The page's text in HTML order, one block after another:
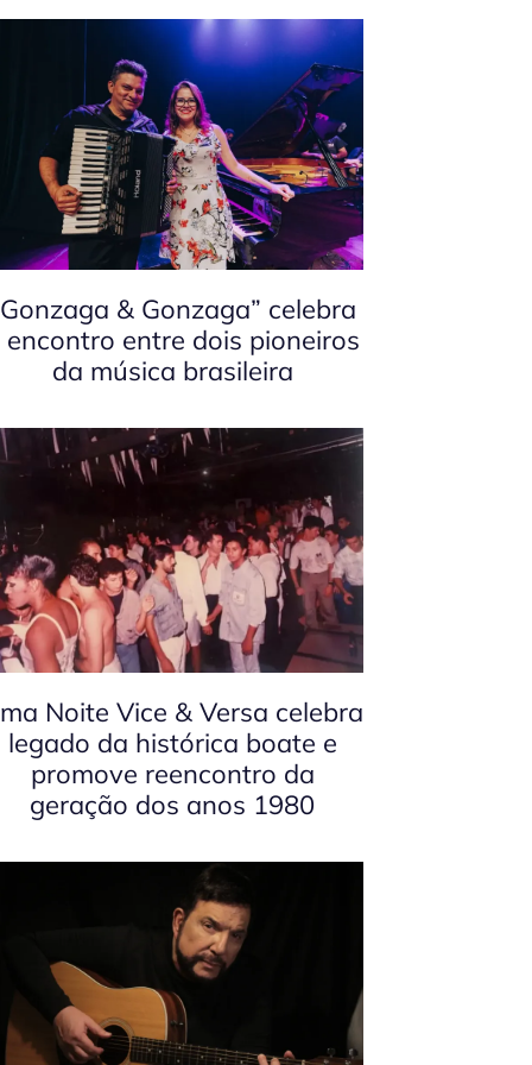
& Gonzaga” celebra
encontro entre dois pioneiros
da música brasileira
Noite Vice & Versa celebra
legado da histórica boate e
promove reencontro da
geração dos anos 1980